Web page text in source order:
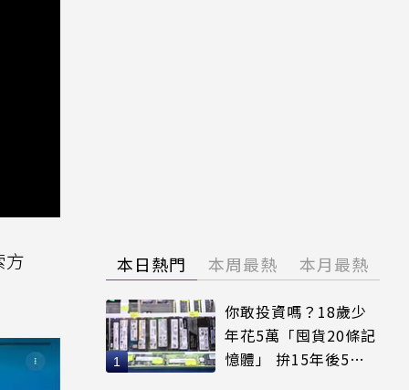
方 本日熱門 本周最熱 本月最熱
你敢投資嗎？18歲少
年花5萬「囤貨20條記
憶體」 拚15年後5倍